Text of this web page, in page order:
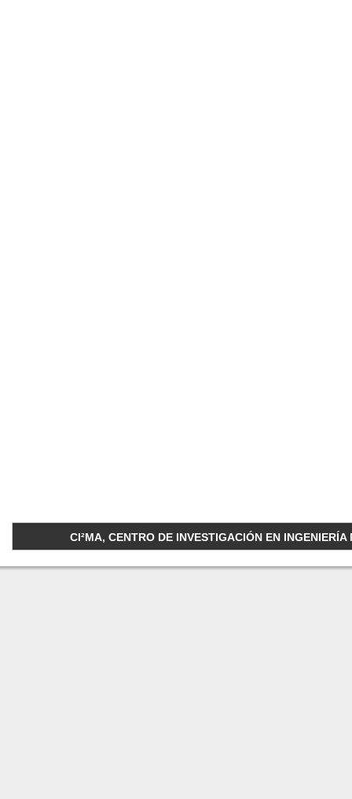
CI²MA, CENTRO DE INVESTIGACIÓN EN